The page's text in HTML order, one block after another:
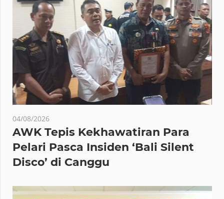
04/08/2026
AWK Tepis Kekhawatiran Para
Pelari Pasca Insiden ‘Bali Silent
Disco’ di Canggu